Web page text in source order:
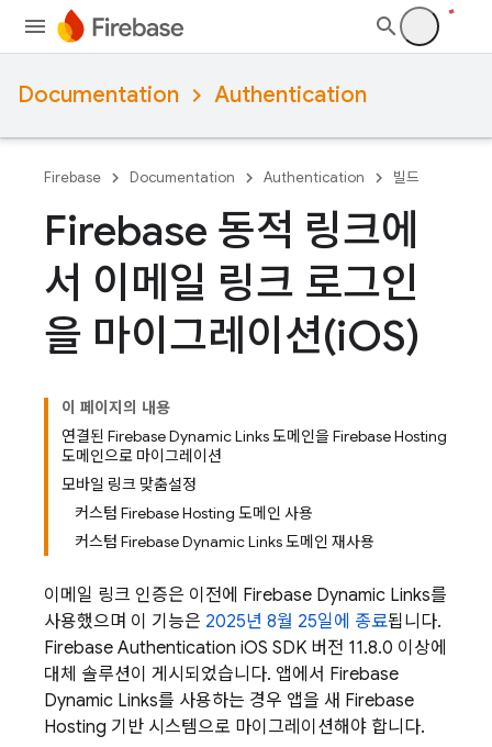
Documentation Authentication
Firebase Documentation Authentication 빌드
Firebase 동적 링크에
서 이메일 링크 로그인
을 마이그레이션(iOS)
이 페이지의 내용
연결된 Firebase Dynamic Links 도메인을 Firebase Hosting
도메인으로 마이그레이션
모바일 링크 맞춤설정
커스텀 Firebase Hosting 도메인 사용
커스텀 Firebase Dynamic Links 도메인 재사용
이메일 링크 인증은 이전에 Firebase Dynamic Links를
사용했으며 이 기능은 2025년 8월 25일에 종료됩니다.
Firebase Authentication iOS SDK 버전 11.8.0 이상에
대체 솔루션이 게시되었습니다. 앱에서 Firebase
Dynamic Links를 사용하는 경우 앱을 새 Firebase
Hosting 기반 시스템으로 마이그레이션해야 합니다.